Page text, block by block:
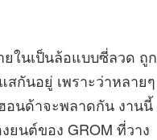
ในเป็นล้อแบบซี่ลวด ถูก
กันอยู่ เพราะว่าหลายๆ
อนด้าจะพลาดกัน งานนี้
ยนต์ของ GROM ที่วาง